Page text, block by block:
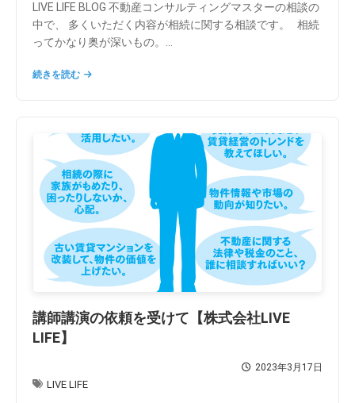
LIVE LIFE BLOG 不動産コンサルティングマスターの相談の
中で、 多くいただく内容が相続に関する相談です。 相続
ってかなり奥が深いもの。...
続きを読む
講師講演の依頼を受けて【株式会社LIVE
LIFE】
2023年3月17日
LIVE LIFE